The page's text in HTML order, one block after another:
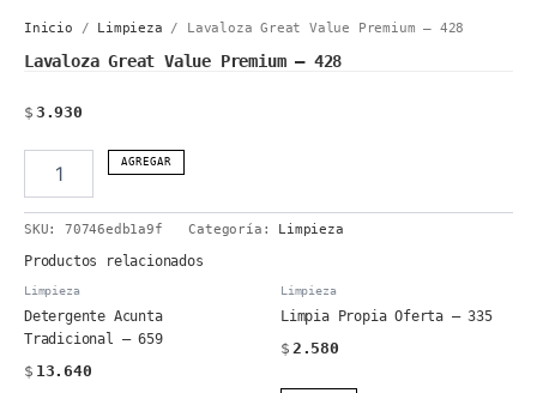
Inicio / Limpieza / Lavaloza Great Value Premium – 428
Lavaloza Great Value Premium – 428
$ 3.930
Great
Value
Premium
-
AGREGAR
SKU: 70746edb1a9f Categoría: Limpieza
Productos relacionados
Limpieza
Detergente Acunta
Tradicional – 659
$ 13.640
Limpieza
Limpia Propia Oferta – 335
$ 2.580